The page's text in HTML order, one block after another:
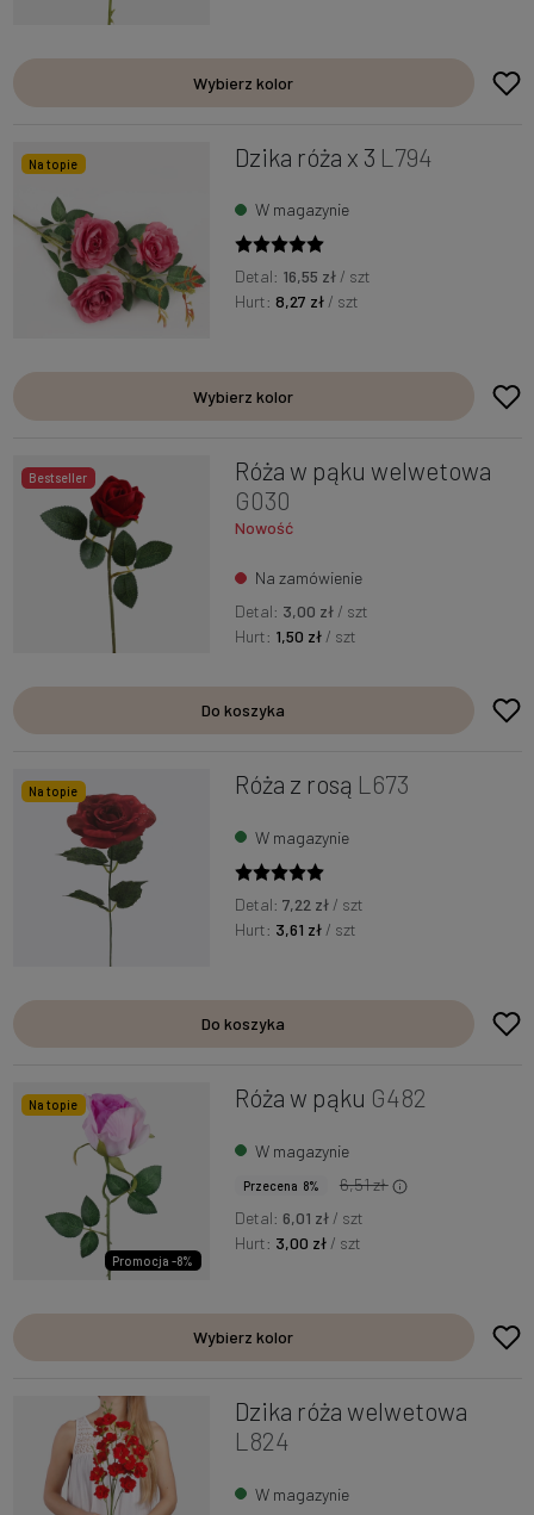
Wybierz kolor
Na topie Dzika róża x 3 L794
W magazynie
Detal: 16,55 zł / szt
Hurt:8,27 zł / szt
Wybierz kolor
Bestseller
Róża w pąku welwetowa
G030
Nowość
Na zamówienie
Detal: 3,00 zł/ szt
Hurt: 1,50 zł/ szt
Do koszyka
Na topie Róża z rosą L673
W magazynie
Detal: 7,22 zł / szt
Hurt: 3,61 zł / szt
Do koszyka
Na topie
Promocja -8%
Róża w pąku G482
W magazynie
Przecena 8%
6,51 zł
Detal: 6,01 zł / szt
Hurt: 3,00 zł / szt
Wybierz kolor
Dzika róża welwetowa
L824
W magazynie